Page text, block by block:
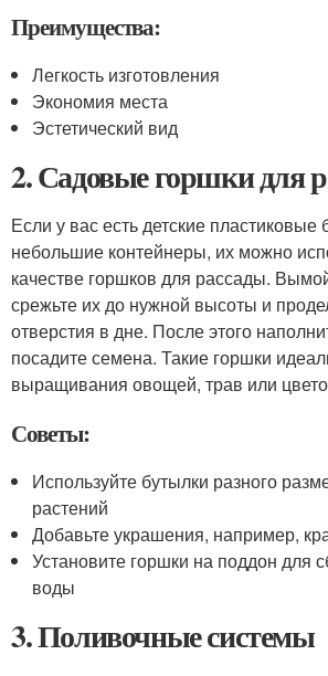
Преимущества:
Легкость изготовления
Экономия места
Эстетический вид
2. Садовые горшки для
Если у вас есть детские пластиковые
небольшие контейнеры, их можно
качестве горшков для рассады.
срежьте их до нужной высоты и
отверстия в дне. После этого
посадите семена. Такие горшки
выращивания овощей, трав или
Советы:
Используйте бутылки разного
растений
Добавьте украшения, например,
Установите горшки на поддон для
воды
3. Поливочные системы